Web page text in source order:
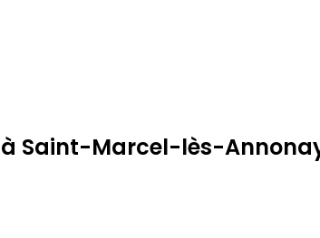
à Saint-Marcel-lès-